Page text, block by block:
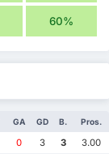
60%
GA GD B. Pros.
0 3 3
3.00